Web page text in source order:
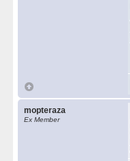
mopteraza
Ex Member